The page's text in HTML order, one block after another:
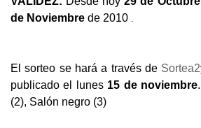
de Noviembre de 2010 .
El sorteo se hará a través de Sortea2
publicado el lunes 15 de noviembre
(2), Salón negro (3)